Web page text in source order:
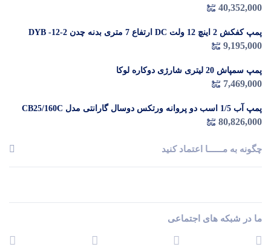
شیلنگ
40,352,000
پمپ کفکش 2 اینچ 12 ولت DC ارتفاع 7 متری بدنه چدن DYB -12-2
9,195,000
پمپ سمپاش 20 لیتری شارژی دوکاره لوکا
7,469,000
پمپ آب 1/5 اسب دو پروانه ورتکس دوسال گارانتی مدل CB25/160C
80,826,000
چگونه به مــــــا اعتماد کنید
ما در شبکه های اجتماعی